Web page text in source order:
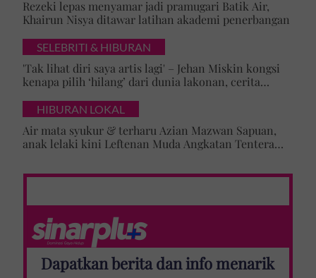
Rezeki lepas menyamar jadi pramugari Batik Air,
Khairun Nisya ditawar latihan akademi penerbangan
SELEBRITI & HIBURAN
'Tak lihat diri saya artis lagi' – Jehan Miskin kongsi
kenapa pilih ‘hilang’ dari dunia lakonan, cerita
HIBURAN LOKAL
Air mata syukur & terharu Azian Mazwan Sapuan,
anak lelaki kini Leftenan Muda Angkatan Tentera
Dapatkan berita dan info menarik